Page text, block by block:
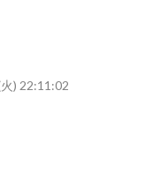
) 22:11:02